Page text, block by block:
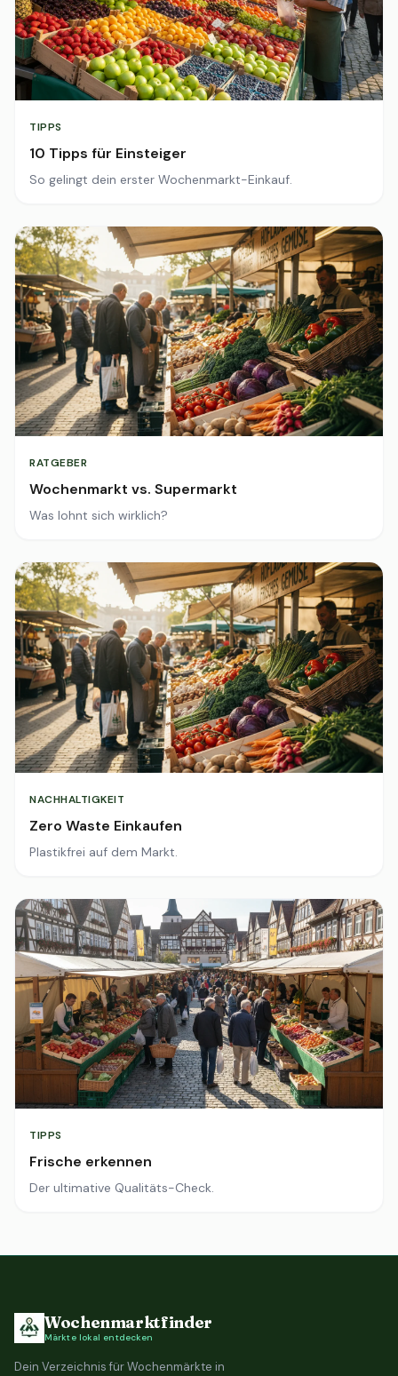
TIPPS
10 Tipps für Einsteiger
So gelingt dein erster Wochenmarkt-Einkauf.
RATGEBER
Wochenmarkt vs. Supermarkt
Was lohnt sich wirklich?
NACHHALTIGKEIT
Zero Waste Einkaufen
Plastikfrei auf dem Markt.
TIPPS
Frische erkennen
Der ultimative Qualitäts-Check.
Wochenmarktfinder
Märkte lokal entdecken
Dein Verzeichnis für Wochenmärkte in